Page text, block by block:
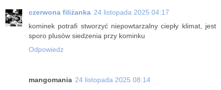
czerwona filiżanka 24 listopada 2025 04:17
kominek potrafi stworzyć niepowtarzalny ciepły klimat, jest
sporo plusów siedzenia przy kominku
Odpowiedz
mangomania 24 listopada 2025 08:14